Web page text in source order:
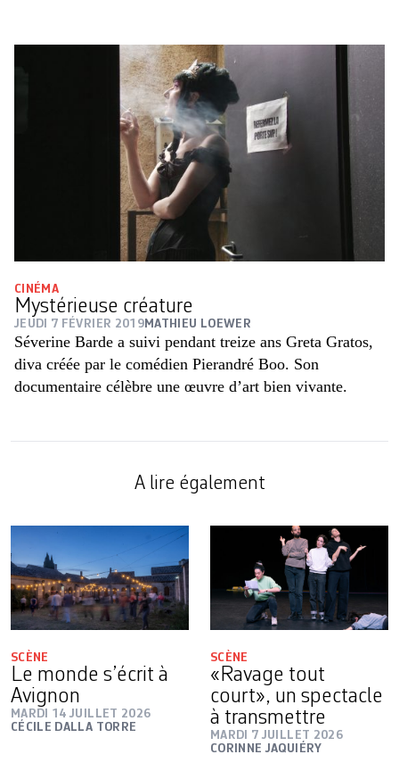
CINÉMA
Mystérieuse créature
JEUDI 7 FÉVRIER 2019 MATHIEU LOEWER
Séverine Barde a suivi pendant treize ans Greta Gratos,
diva créée par le comédien Pierandré Boo. Son
documentaire célèbre une œuvre d’art bien vivante.
A lire également
SCÈNE
Le monde s’écrit à
Avignon
MARDI 14 JUILLET 2026
CÉCILE DALLA TORRE
SCÈNE
«Ravage tout
court», un spectacle
à transmettre
MARDI 7 JUILLET 2026
CORINNE JAQUIÉRY